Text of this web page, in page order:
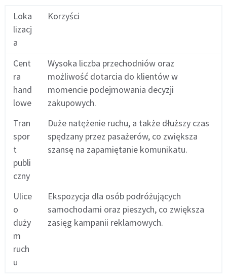
Loka
lizacj
a
Korzyści
Cent
ra
hand
lowe
Wysoka liczba przechodniów oraz
możliwość dotarcia do klientów w
momencie podejmowania decyzji
zakupowych.
Tran
spor
t
publi
czny
Duże natężenie ruchu, a także dłuższy czas
spędzany przez pasażerów, co zwiększa
szansę na zapamiętanie komunikatu.
Ulice
o
duży
m
ruch
u
Ekspozycja dla osób podróżujących
samochodami oraz pieszych, co zwiększa
zasięg kampanii reklamowych.